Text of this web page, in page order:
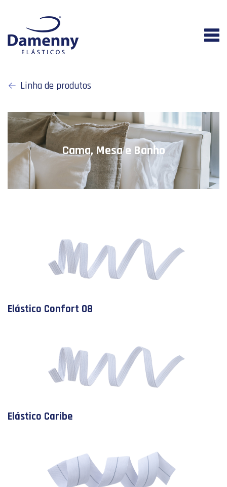
Linha de produtos
Cama, Mesa e Banho
Elástico Confort 08
Elástico Caribe